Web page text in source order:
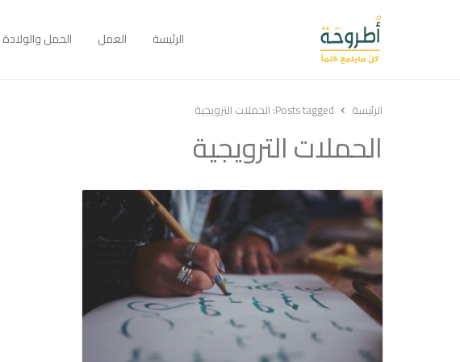
الرئيسة العمل الحمل والولادة
الرئيسة Posts tagged: الحملات الترويجية
الحملات الترويجية